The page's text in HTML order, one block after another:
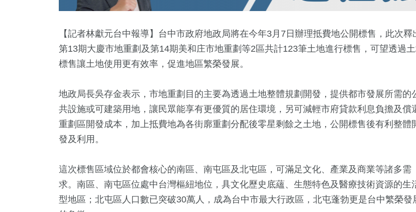
【記者林獻元台中報導】台中市政府地政局將在今年3月7日辦理抵費地公開標售，此次釋
第13期大慶市地重劃及第14期美和庄市地重劃等2區共計123筆土地進行標售，可望透過
標售讓土地使用更有效率，促進地區繁榮發展。
地政局長吳存金表示，市地重劃目的主要為透過土地整體規劃開發，提供都市發展所需的
共設施或可建築用地，讓民眾能享有更優質的居住環境，另可減輕市府貸款利息負擔及償
重劃區開發成本，加上抵費地為各街廓重劃分配後零星剩餘之土地，公開標售後有利整體
發及利用。
這次標售區域位於都會核心的南區、南屯區及北屯區，可滿足文化、產業及商業等諸多需
求。南區、南屯區位處中台灣樞紐地位，具文化歷史底蘊、生態特色及醫療技術資源的生
型地區；北屯區人口數已突破30萬人，成為台中市最大行政區，北屯蓬勃更是台中繁榮發
1255+
+
兩岸
12+
海峽論壇專區
392+
旅遊
659+
綜合